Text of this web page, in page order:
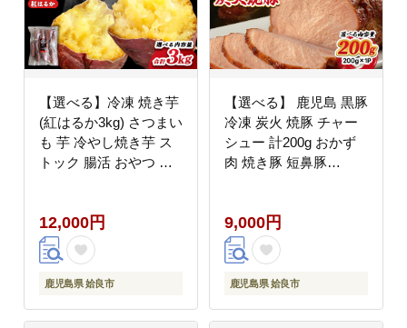
【選べる】冷凍 焼き芋
(紅はるか3kg) さつまい
も 芋 冷やし焼き芋 ス
トック 腸活 おやつ 間
12,000円
鹿児島県 姶良市
【選べる】 鹿児島 黒豚
冷凍 炭火 焼豚 チャー
シュー 計200g おかず
肉 焼き豚 短鼻豚
9,000円
鹿児島県 姶良市